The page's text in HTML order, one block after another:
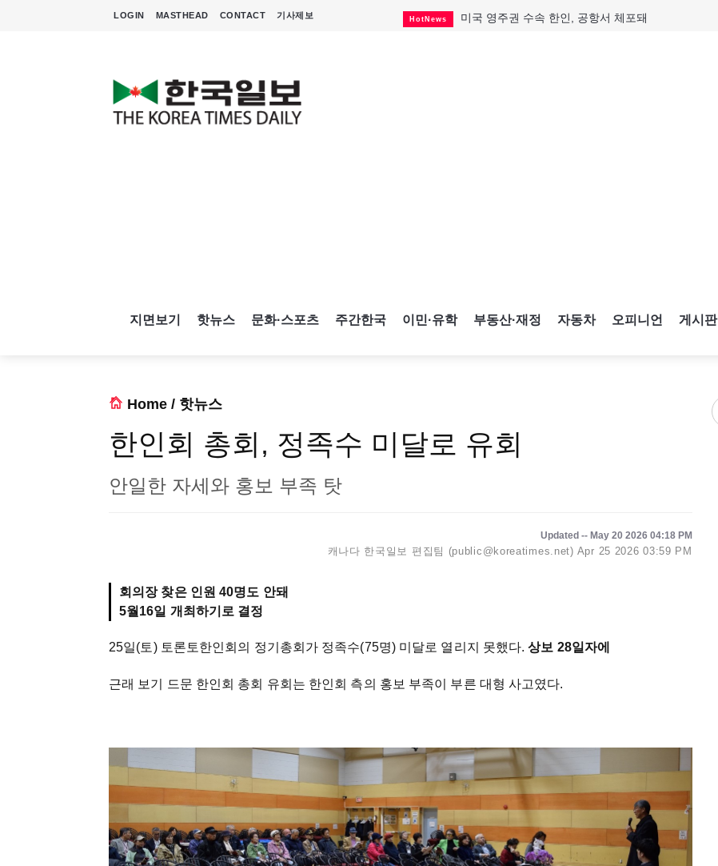
LOGIN MASTHEAD CONTACT 기사제보 HotNews 미국 영주권 수속 한인, 공항서 체포돼
지면보기 핫뉴스 문화·스포츠 주간한국 이민·유학 부동산·재정 자동차 오피니언 게시판
Home / 핫뉴스
한인회 총회, 정족수 미달로 유회
안일한 자세와 홍보 부족 탓
Updated -- May 20 2026 04:18 PM
캐나다 한국일보 편집팀 (public@koreatimes.net) Apr 25 2026 03:59 PM
회의장 찾은 인원 40명도 안돼
5월16일 개최하기로 결정
25일(토) 토론토한인회의 정기총회가 정족수(75명) 미달로 열리지 못했다.상보 28일자에
근래 보기 드문 한인회 총회 유회는 한인회 측의 홍보 부족이 부른 대형 사고였다.